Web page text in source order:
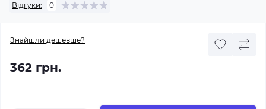
Відгуки: 0
Знайшли дешевше?
362 грн.